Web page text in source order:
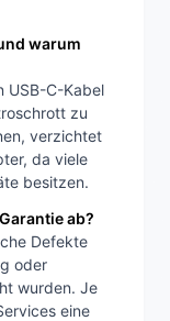
warum
USB-C-Kabel
zu
verzichtet
da viele
besitzen.
ab?
Defekte
oder
wurden. Je
eine